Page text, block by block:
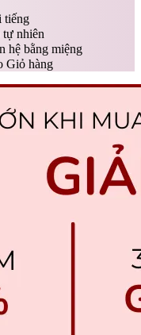
tiếng
nhiên
hệ bằng miệng
Giỏ hàng